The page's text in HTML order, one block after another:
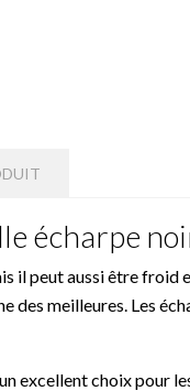
écharpe
il peut aussi être
des meilleures. Les
excellent choix pour